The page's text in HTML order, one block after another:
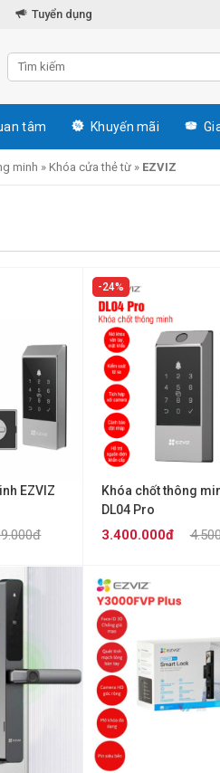
Tuyển dụng
tâm Khuyến mãi
minh » Khóa cửa thẻ từ » EZVIZ
EZVIZ
24%
Khóa chốt thông
DL04 Pro
3.400.000đ